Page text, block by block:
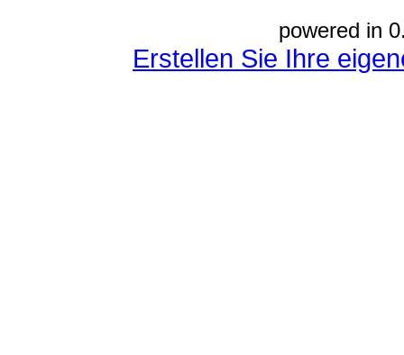
powered in
Erstellen Sie Ihre